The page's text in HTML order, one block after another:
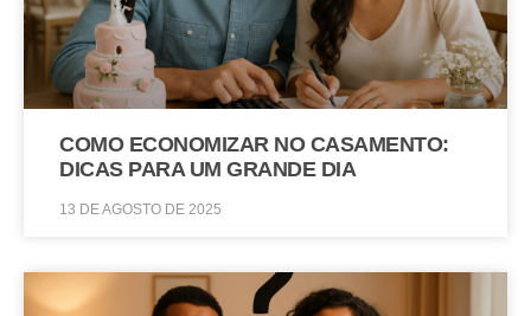
COMO ECONOMIZAR NO CASAMENTO:
DICAS PARA UM GRANDE DIA
13 DE AGOSTO DE 2025